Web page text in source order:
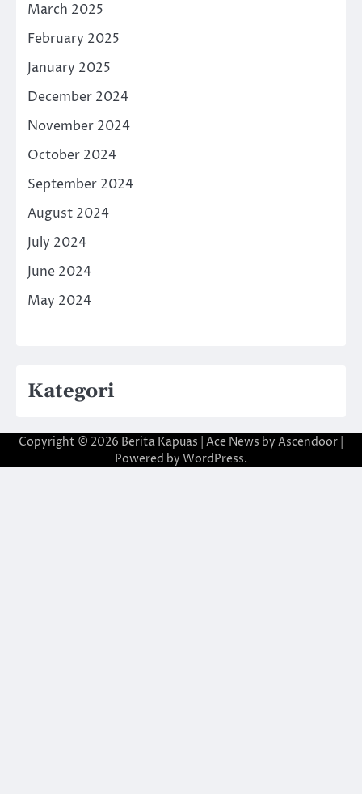
March 2025
February 2025
January 2025
December 2024
November 2024
October 2024
September 2024
August 2024
July 2024
June 2024
May 2024
Kategori
Copyright © 2026 Berita Kapuas | Ace News by Ascendoor
Powered by WordPress.